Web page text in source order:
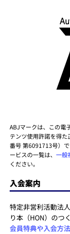
ABJマークは、この電
テンツ使用許諾を得
番号 第6091713号）
ービスの一覧は、 一般
ください。
入会案内
特定非営利活動法
り本（HON）のつ
会員特典や入会方